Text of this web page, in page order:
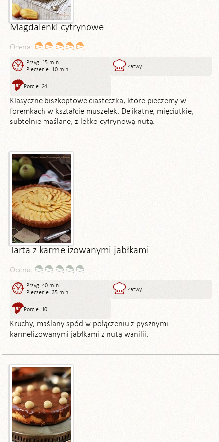
Magdalenki cytrynowe
Ocena:
Przyg: 15 min
Pieczenie: 10 min
Łatwy
Porcje: 24
Klasyczne biszkoptowe ciasteczka, które pieczemy w
foremkach w kształcie muszelek. Delikatne, mięciutkie,
subtelnie maślane, z lekko cytrynową nutą.
Tarta z karmelizowanymi jabłkami
Ocena:
Przyg: 40 min
Pieczenie: 35 min
Łatwy
Porcje: 10
Kruchy, maślany spód w połączeniu z pysznymi
karmelizowanymi jabłkami z nutą wanilii.